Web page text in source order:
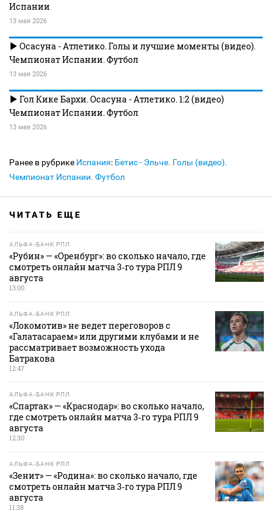
Испании
13 мая 2026
Осасуна - Атлетико. Голы и лучшие моменты (видео).
Чемпионат Испании. Футбол
13 мая 2026
Гол Кике Бархи. Осасуна - Атлетико. 1:2 (видео)
Чемпионат Испании. Футбол
13 мая 2026
Ранее в рубрике Испания: Бетис - Эльче. Голы (видео).
Чемпионат Испании. Футбол
ЧИТАТЬ ЕЩЕ
АЛЬФА-БАНК РПЛ
«Рубин» — «Оренбург»: во сколько начало, где
смотреть онлайн матча 3‑го тура РПЛ 9
августа
13:00
АЛЬФА-БАНК РПЛ
«Локомотив» не ведет переговоров с
«Галатасараем» или другими клубами и не
рассматривает возможность ухода
Батракова
12:47
АЛЬФА-БАНК РПЛ
«Спартак» — «Краснодар»: во сколько начало,
где смотреть онлайн матча 3‑го тура РПЛ 9
августа
12:30
АЛЬФА-БАНК РПЛ
«Зенит» — «Родина»: во сколько начало, где
смотреть онлайн матча 3‑го тура РПЛ 9
августа
11:38